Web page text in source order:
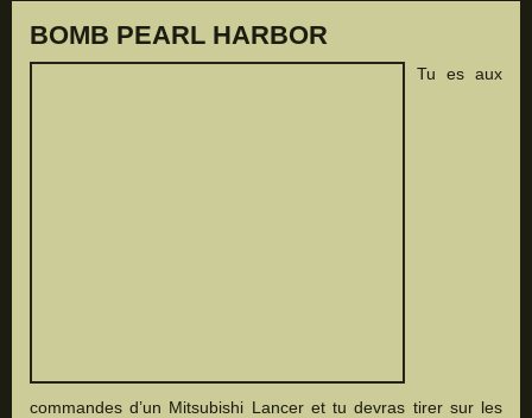
BOMB PEARL HARBOR
Tu es aux
commandes d’un Mitsubishi Lancer et tu devras tirer sur les